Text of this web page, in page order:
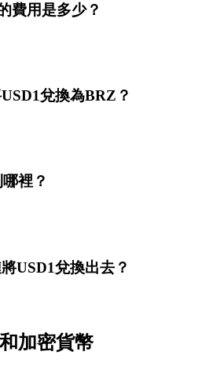
費用是多少？
兌換為BRZ？
裡？
USD1兌換出去？
加密貨幣